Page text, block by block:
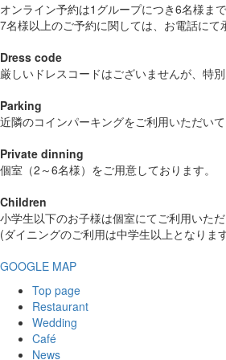
オンライン予約は1グループにつき6名様ま
7名様以上のご予約に関しては、お電話にて
Dress code
厳しいドレスコードはございませんが、特
Parking
近隣のコインパーキングをご利用いただいて
Private dinning
個室（2～6名様）をご用意しております。
Children
小学生以下のお子様は個室にてご利用いただ
(ダイニングのご利用は中学生以上となりま
GOOGLE MAP
Top page
Restaurant
Wedding
Café
News